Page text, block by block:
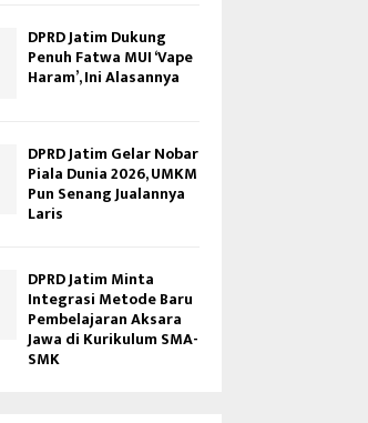
DPRD Jatim Dukung
Penuh Fatwa MUI ‘Vape
Haram’, Ini Alasannya
DPRD Jatim Gelar Nobar
Piala Dunia 2026, UMKM
Pun Senang Jualannya
Laris
DPRD Jatim Minta
Integrasi Metode Baru
Pembelajaran Aksara
Jawa di Kurikulum SMA-
SMK